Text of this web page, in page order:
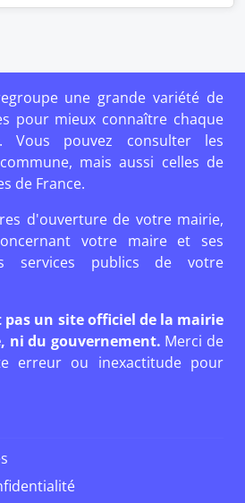
une grande variété de
pour mieux connaître chaque
Vous pouvez consulter les
mais aussi celles de
de France.
d'ouverture de votre mairie,
votre maire et ses
services publics de votre
un site officiel de la mairie
ni du gouvernement. Merci de
erreur ou inexactitude pour